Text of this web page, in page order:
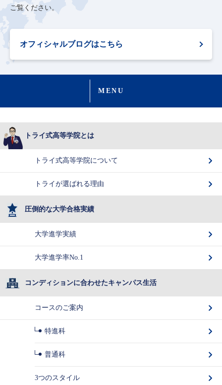
ご覧ください。
オフィシャルブログはこちら
MENU
トライ式高等学院とは
トライ式高等学院について
トライが選ばれる理由
圧倒的な大学合格実績
大学進学実績
大学進学率No.1
コンディションに合わせたキャンパス生活
コースのご案内
特進科
普通科
3つのスタイル